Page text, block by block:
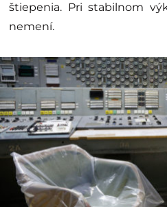
štiepenia. Pri stabilnom
nemení.